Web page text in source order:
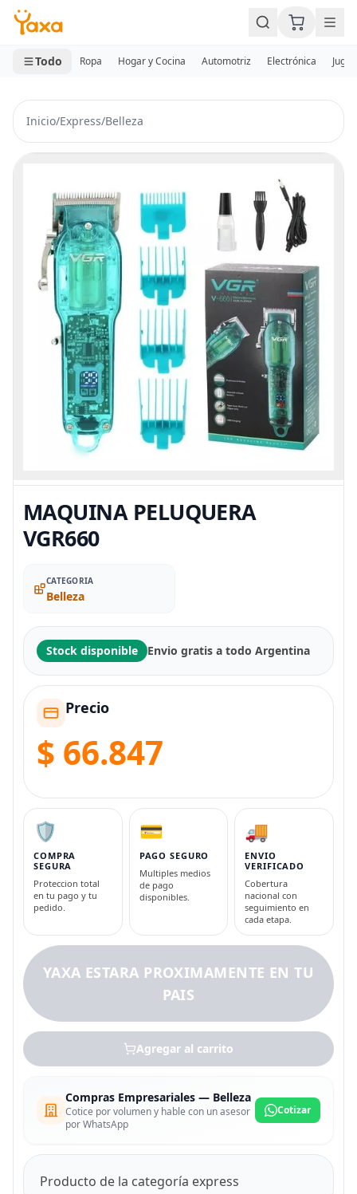
MINI CARRITO
0 productos
Todo Ropa Hogar y Cocina Automotriz Electrónica
Inicio/Express/Belleza
MAQUINA PELUQUERA
VGR660
CATEGORIA
Belleza
Stock disponible Envio gratis a todo Argentina
Precio
$ 66.847
🛡️
COMPRA
SEGURA
Proteccion total
en tu pago y tu
pedido.
💳
PAGO SEGURO
Multiples medios
de pago
disponibles.
🚚
ENVIO
VERIFICADO
Cobertura
nacional con
seguimiento en
cada etapa.
YAXA ESTARA PROXIMAMENTE EN TU
PAIS
Agregar al carrito
Compras Empresariales — Belleza
Cotice por volumen y hable con un asesor
por WhatsApp
Cotizar
Producto de la categoría express